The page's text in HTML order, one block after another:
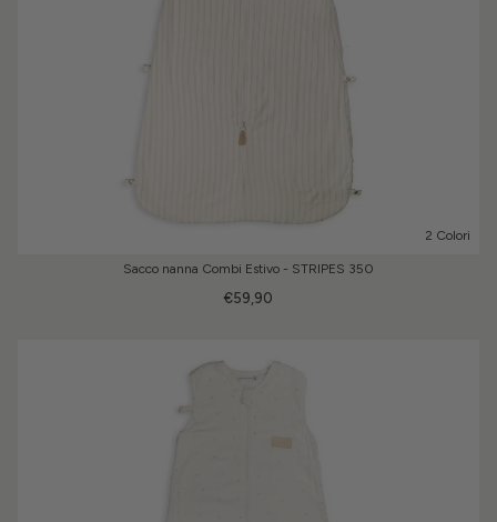
2 Colori
Sacco nanna Combi Estivo - STRIPES 350
€59,90